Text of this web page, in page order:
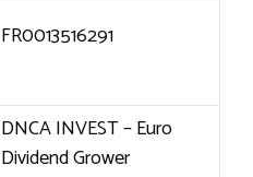
FR0013516291
DNCA INVEST – Euro
Dividend Grower